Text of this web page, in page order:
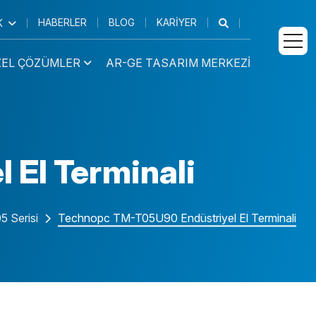
HABERLER BLOG KARIYER
Medikal Tablet
Medikal El
ÇÖZÜMLER AR-GE TASARIM MERKEZI
El Terminali
Serisi Technopc TM-T05U90 Endüstriyel El Terminali